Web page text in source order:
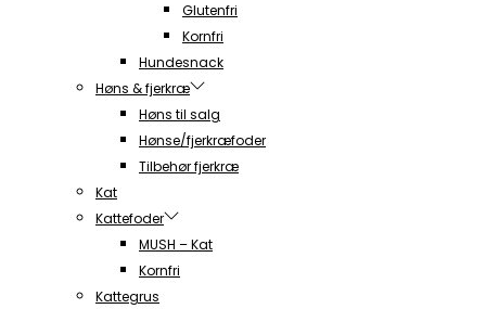
Glutenfri
Kornfri
Hundesnack
Høns & fjerkræ
Høns til salg
Hønse/fjerkræfoder
Tilbehør fjerkræ
Kat
Kattefoder
MUSH – Kat
Kornfri
Kattegrus